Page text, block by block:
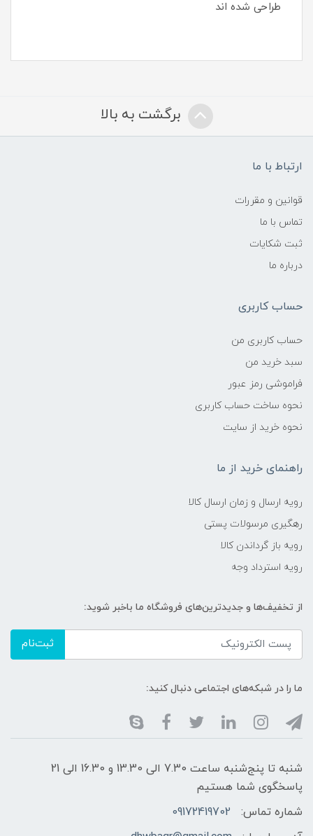
طراحی شده ‌اند
برگشت به بالا
ارتباط با ما
قوانین و مقررات
تماس با ما
ثبت شکایات
درباره ما
حساب کاربری
حساب کاربری من
سبد خرید من
فراموشی رمز عبور
نحوه ساخت حساب کاربری
نحوه خرید از سایت
راهنمای خرید از ما
رویه ارسال و زمان ارسال کالا
رهگیری مرسولات پستی
رویه باز گرداندن کالا
رویه استرداد وجه
از تخفیف‌ها و جدیدترین‌های فروشگاه ما باخبر شوید:
ثبت‌نام
ما را در شبکه‌های اجتماعی دنبال کنید:
شنبه تا پنج‌شنبه ساعت 7.30 الی 13.30 و 16.30 الی 21
پاسخگوی شما هستیم
شماره تماس:
09172419702